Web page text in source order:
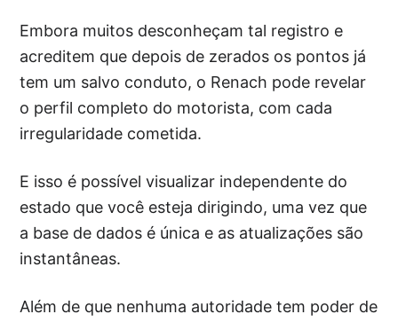
Embora muitos desconheçam tal registro e
acreditem que depois de zerados os pontos já
tem um salvo conduto, o Renach pode revelar
o perfil completo do motorista, com cada
irregularidade cometida.
E isso é possível visualizar independente do
estado que você esteja dirigindo, uma vez que
a base de dados é única e as atualizações são
instantâneas.
Além de que nenhuma autoridade tem poder de